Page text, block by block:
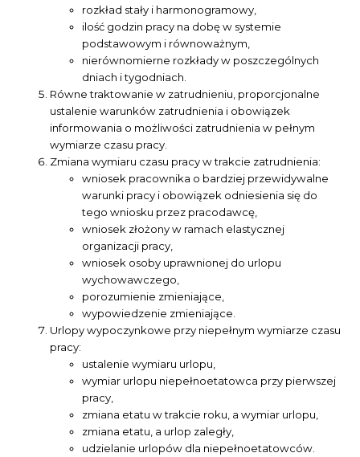
rozkład stały i harmonogramowy,
ilość godzin pracy na dobę w systemie
podstawowym i równoważnym,
nierównomierne rozkłady w poszczególnych
dniach i tygodniach.
Równe traktowanie w zatrudnieniu, proporcjonalne
ustalenie warunków zatrudnienia i obowiązek
informowania o możliwości zatrudnienia w pełnym
wymiarze czasu pracy.
Zmiana wymiaru czasu pracy w trakcie zatrudnienia:
wniosek pracownika o bardziej przewidywalne
warunki pracy i obowiązek odniesienia się do
tego wniosku przez pracodawcę,
wniosek złożony w ramach elastycznej
organizacji pracy,
wniosek osoby uprawnionej do urlopu
wychowawczego,
porozumienie zmieniające,
wypowiedzenie zmieniające.
Urlopy wypoczynkowe przy niepełnym wymiarze czasu
pracy:
ustalenie wymiaru urlopu,
wymiar urlopu niepełnoetatowca przy pierwszej
pracy,
zmiana etatu w trakcie roku, a wymiar urlopu,
zmiana etatu, a urlop zaległy,
udzielanie urlopów dla niepełnoetatowców.